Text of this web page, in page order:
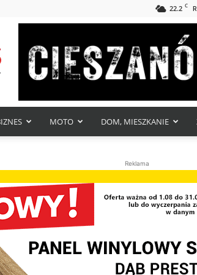
22.2 C
MOTO DOM, MIESZKANIE
Reklama